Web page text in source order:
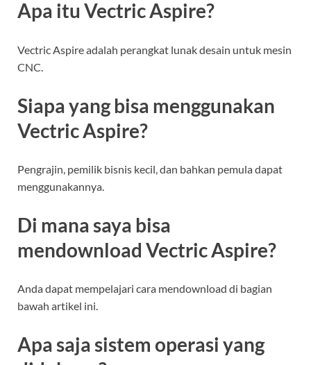
Apa itu Vectric Aspire?
Vectric Aspire adalah perangkat lunak desain untuk mesin
CNC.
Siapa yang bisa menggunakan
Vectric Aspire?
Pengrajin, pemilik bisnis kecil, dan bahkan pemula dapat
menggunakannya.
Di mana saya bisa
mendownload Vectric Aspire?
Anda dapat mempelajari cara mendownload di bagian
bawah artikel ini.
Apa saja sistem operasi yang